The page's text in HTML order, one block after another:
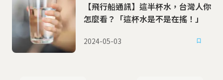
【飛行船通訊】這半杯水，台灣人你
怎麼看？「這杯水是不是在搖！」
2024-05-03